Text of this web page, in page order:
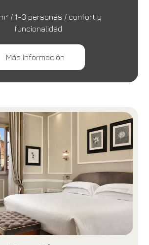
/ 1-3 personas / confort y
funcionalidad
Más información